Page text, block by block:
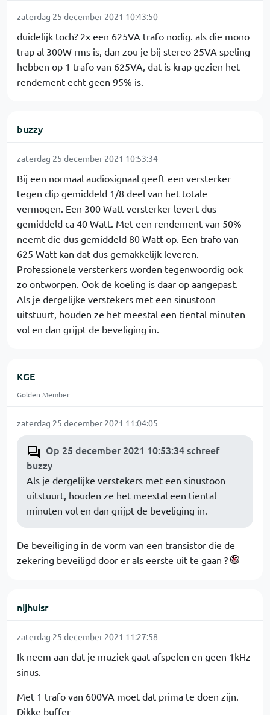
zaterdag 25 december 2021 10:43:50
duidelijk toch? 2x een 625VA trafo nodig. als die mono
trap al 300W rms is, dan zou je bij stereo 25VA speling
hebben op 1 trafo van 625VA, dat is krap gezien het
rendement echt geen 95% is.
buzzy
zaterdag 25 december 2021 10:53:34
Bij een normaal audiosignaal geeft een versterker
tegen clip gemiddeld 1/8 deel van het totale
vermogen. Een 300 Watt versterker levert dus
gemiddeld ca 40 Watt. Met een rendement van 50%
neemt die dus gemiddeld 80 Watt op. Een trafo van
625 Watt kan dat dus gemakkelijk leveren.
Professionele versterkers worden tegenwoordig ook
zo ontworpen. Ook de koeling is daar op aangepast.
Als je dergelijke verstekers met een sinustoon
uitstuurt, houden ze het meestal een tiental minuten
vol en dan grijpt de beveliging in.
KGE
Golden Member
zaterdag 25 december 2021 11:04:05
Op 25 december 2021 10:53:34 schreef
buzzy
Als je dergelijke verstekers met een sinustoon
uitstuurt, houden ze het meestal een tiental
minuten vol en dan grijpt de beveliging in.
De beveiliging in de vorm van een transistor die de
zekering beveiligd door er als eerste uit te gaan ?
nijhuisr
zaterdag 25 december 2021 11:27:58
Ik neem aan dat je muziek gaat afspelen en geen 1kHz
sinus.
Met 1 trafo van 600VA moet dat prima te doen zijn.
Dikke buffer